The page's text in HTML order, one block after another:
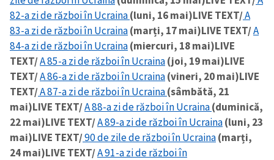
82-a zi de război în Ucraina(luni, 16 mai)LIVE TEXT/A
83-a zi de război în Ucraina(marți, 17 mai)LIVE TEXT/A
84-a zi de război în Ucraina(miercuri, 18 mai)LIVE
TEXT/A 85-a zi de război în Ucraina(joi, 19 mai)LIVE
TEXT/A 86-a zi de război în Ucraina(vineri, 20 mai)LIVE
TEXT/A 87-a zi de război în Ucraina(sâmbătă, 21
mai)LIVE TEXT/A 88-a zi de război în Ucraina(duminică,
22 mai)LIVE TEXT/A 89-a zi de război în Ucraina(luni, 23
mai)LIVE TEXT/90 de zile de război în Ucraina(marți,
24 mai)LIVE TEXT/A 91-a zi de război în
CONTACT SURSĂ
Sursă anonimă
Nume+ Numele meu
Email+ Emailul meu
Telefon
+ Telefon personal